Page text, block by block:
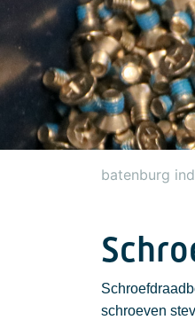
batenburg
schroeven